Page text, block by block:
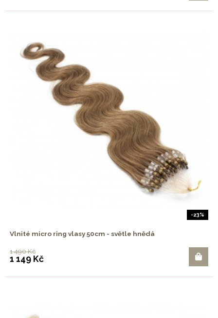
-23%
Vlnité micro ring vlasy 50cm - světle hnědá
1 490 Kč
1 149 Kč